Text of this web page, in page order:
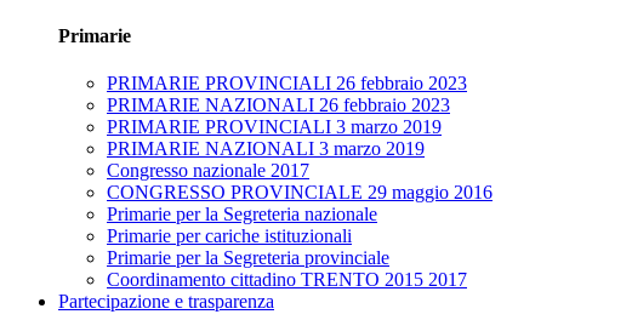
Primarie
PRIMARIE PROVINCIALI 26 febbraio 2023
PRIMARIE NAZIONALI 26 febbraio 2023
PRIMARIE PROVINCIALI 3 marzo 2019
PRIMARIE NAZIONALI 3 marzo 2019
Congresso nazionale 2017
CONGRESSO PROVINCIALE 29 maggio 2016
Primarie per la Segreteria nazionale
Primarie per cariche istituzionali
Primarie per la Segreteria provinciale
Coordinamento cittadino TRENTO 2015 2017
Partecipazione e trasparenza